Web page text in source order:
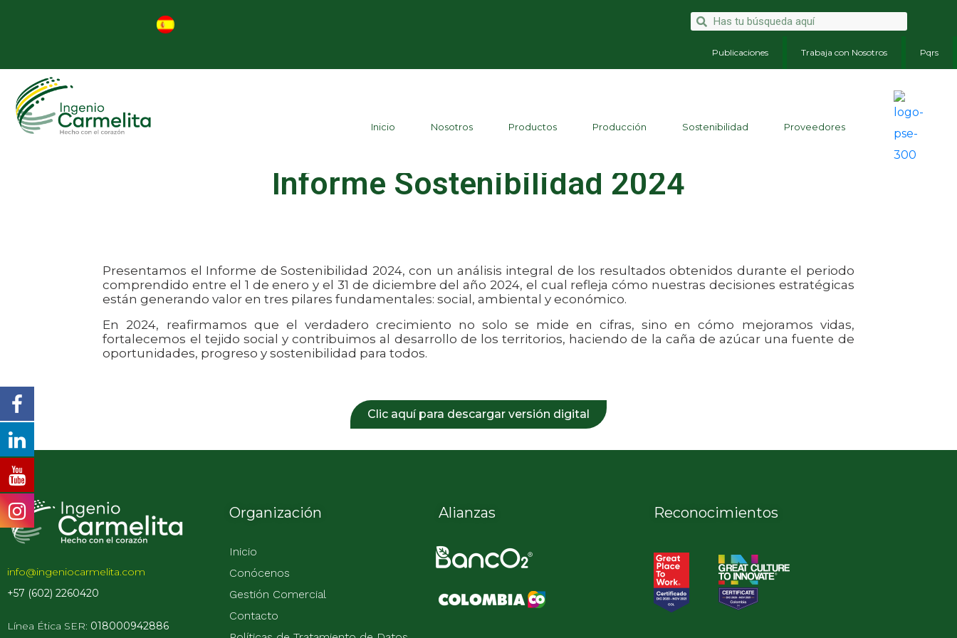
Publicaciones Trabaja con Nosotros Pqrs
Inicio Nosotros Productos Producción Sostenibilidad Proveedores
Informe Sostenibilidad 2024
Presentamos el Informe de Sostenibilidad 2024, con un análisis integral de los resultados obtenidos durante el periodo
comprendido entre el 1 de enero y el 31 de diciembre del año 2024, el cual refleja cómo nuestras decisiones estratégicas
están generando valor en tres pilares fundamentales: social, ambiental y económico.
En 2024, reafirmamos que el verdadero crecimiento no solo se mide en cifras, sino en cómo mejoramos vidas,
fortalecemos el tejido social y contribuimos al desarrollo de los territorios, haciendo de la caña de azúcar una fuente de
oportunidades, progreso y sostenibilidad para todos.
Clic aquí para descargar versión digital
info@ingeniocarmelita.com
+57 (602) 2260420
Línea Ética SER: 018000942886
Organización
Inicio
Conócenos
Gestión Comercial
Contacto
Alianzas Reconocimientos